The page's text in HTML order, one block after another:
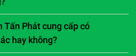
Tấn Phát cung cấp có
hay không?